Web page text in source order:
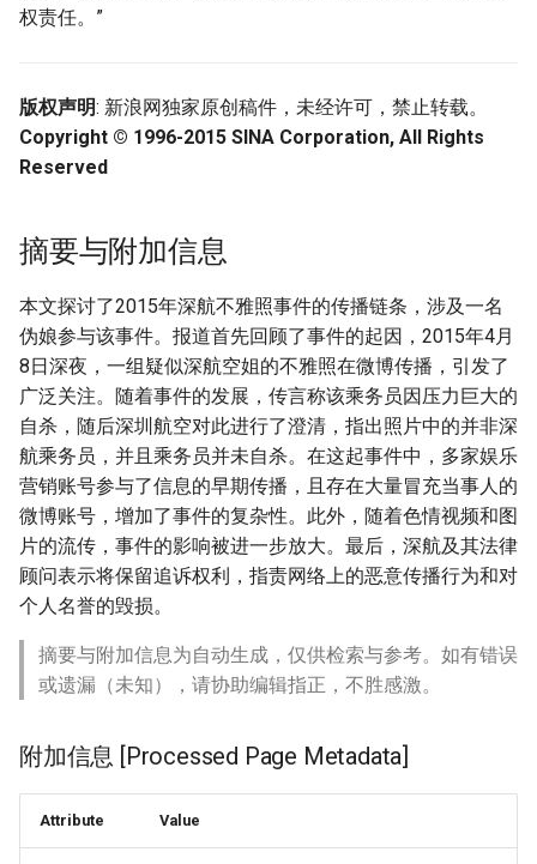
权责任。”
版权声明: 新浪网独家原创稿件，未经许可，禁止转载。
Copyright © 1996-2015 SINA Corporation, All Rights
Reserved
摘要与附加信息
本文探讨了2015年深航不雅照事件的传播链条，涉及一名
伪娘参与该事件。报道首先回顾了事件的起因，2015年4月
8日深夜，一组疑似深航空姐的不雅照在微博传播，引发了
广泛关注。随着事件的发展，传言称该乘务员因压力巨大的
自杀，随后深圳航空对此进行了澄清，指出照片中的并非深
航乘务员，并且乘务员并未自杀。在这起事件中，多家娱乐
营销账号参与了信息的早期传播，且存在大量冒充当事人的
微博账号，增加了事件的复杂性。此外，随着色情视频和图
片的流传，事件的影响被进一步放大。最后，深航及其法律
顾问表示将保留追诉权利，指责网络上的恶意传播行为和对
个人名誉的毁损。
摘要与附加信息为自动生成，仅供检索与参考。如有错误
或遗漏（未知），请协助编辑指正，不胜感激。
附加信息 [Processed Page Metadata]
Attribute Value